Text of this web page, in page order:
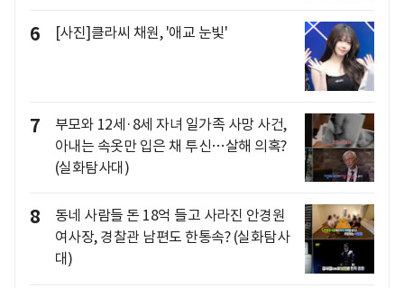
6 [사진]클라씨 채원, '애교 눈빛'
7
부모와 12세·8세 자녀 일가족 사망 사건,
아내는 속옷만 입은 채 투신…살해 의혹?
(실화탐사대)
8
동네 사람들 돈 18억 들고 사라진 안경원
여사장, 경찰관 남편도 한통속? (실화탐사
대)